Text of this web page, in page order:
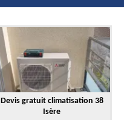
Devis gratuit climatisation 38
Isère